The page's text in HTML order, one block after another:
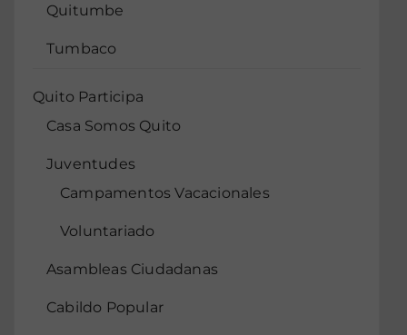
Quitumbe
Tumbaco
Quito Participa
Casa Somos Quito
Juventudes
Campamentos Vacacionales
Voluntariado
Asambleas Ciudadanas
Cabildo Popular